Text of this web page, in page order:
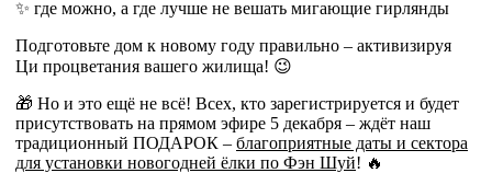
✨ где можно, а где лучше не вешать мигающие гирлянды
Подготовьте дом к новому году правильно – активизируя
Ци процветания вашего жилища! 😉
🎁 Но и это ещё не всё! Всех, кто зарегистрируется и будет
присутствовать на прямом эфире 5 декабря – ждёт наш
традиционный ПОДАРОК – благоприятные даты и сектора
для установки новогодней ёлки по Фэн Шуй! 🔥